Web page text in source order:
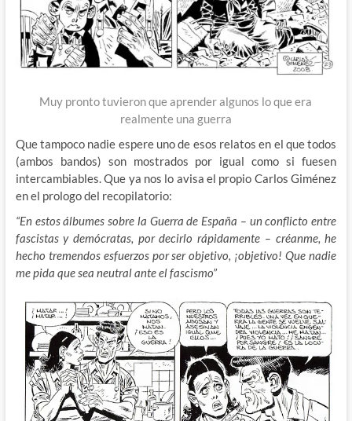
Muy pronto tuvieron que aprender algunos lo que era
realmente una guerra
Que tampoco nadie espere uno de esos relatos en el que todos
(ambos bandos) son mostrados por igual como si fuesen
intercambiables. Que ya nos lo avisa el propio Carlos Giménez
en el prologo del recopilatorio:
“En estos álbumes sobre la Guerra de España – un conflicto entre
fascistas y demócratas, por decirlo rápidamente – créanme, he
hecho tremendos esfuerzos por ser objetivo, ¡objetivo! Que nadie
me pida que sea neutral ante el fascismo”